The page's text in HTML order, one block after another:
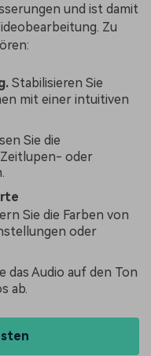
und ist damit
Zu
Stabilisieren Sie
mit einer intuitiven
Sie die
oder
Sie die Farben von
oder
das Audio auf den Ton
ab.